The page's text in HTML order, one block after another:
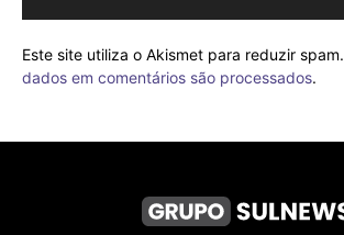
Este site utiliza o Akismet para reduzir spam.
dados em comentários são processados.